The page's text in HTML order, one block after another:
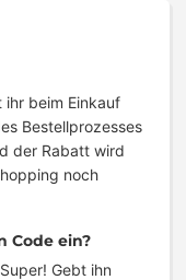
ihr beim Einkauf
Bestellprozesses
der Rabatt wird
noch
Code ein?
Gebt ihn